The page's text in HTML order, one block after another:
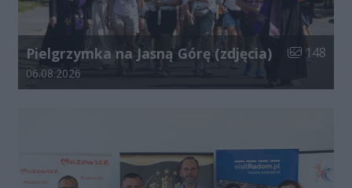
Pielgrzymka na Jasną Górę (zdjęcia) Liczba
148
Data dodania galerii:
06.08.2026